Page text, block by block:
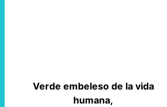
Verde embeleso de la vida
humana,